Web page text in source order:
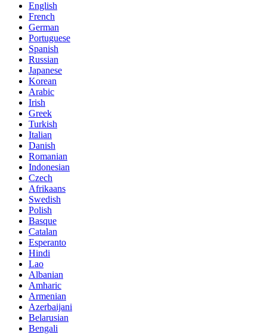
English
French
German
Portuguese
Spanish
Russian
Japanese
Korean
Arabic
Irish
Greek
Turkish
Italian
Danish
Romanian
Indonesian
Czech
Afrikaans
Swedish
Polish
Basque
Catalan
Esperanto
Hindi
Lao
Albanian
Amharic
Armenian
Azerbaijani
Belarusian
Bengali